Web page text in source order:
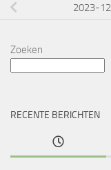
2023-
Zoeken
RECENTE BERICHTEN